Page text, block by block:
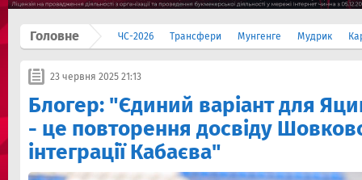
Головне ЧС-2026 Трансфери Мунгенге Мудрик
23 червня 2025 21:13
Блогер: "Єдиний варіант для
- це повторення досвіду
інтеграції Кабаєва"